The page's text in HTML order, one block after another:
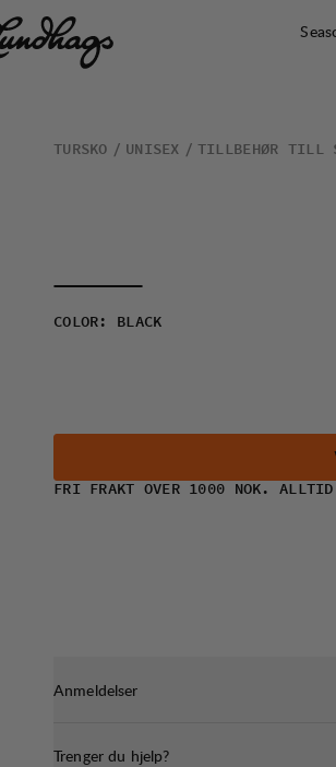
TURSKO UNISEX TILLBEHØR TILL
COLOR : BLACK
FRI FRAKT OVER 1000 NOK.
Anmeldelser
Trenger du hjelp?